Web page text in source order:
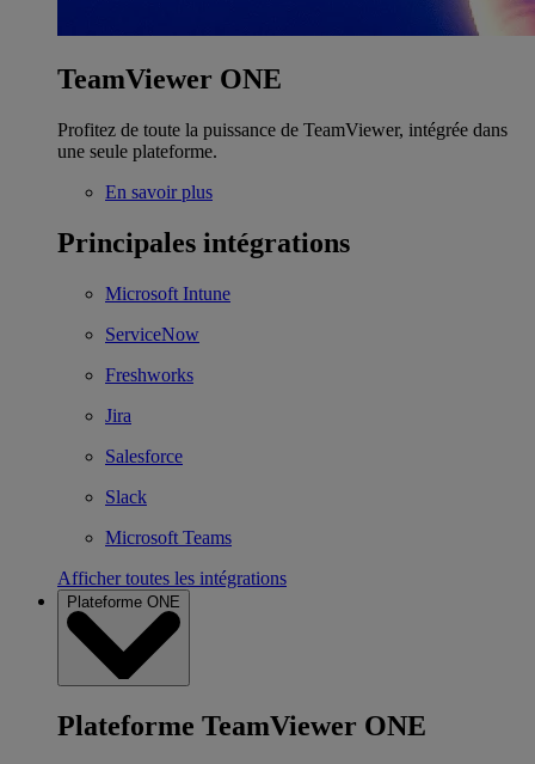
TeamViewer ONE
Profitez de toute la puissance de TeamViewer, intégrée dans
une seule plateforme.
En savoir plus
Principales intégrations
Microsoft Intune
ServiceNow
Freshworks
Jira
Salesforce
Slack
Microsoft Teams
Afficher toutes les intégrations
Plateforme ONE
Plateforme TeamViewer ONE